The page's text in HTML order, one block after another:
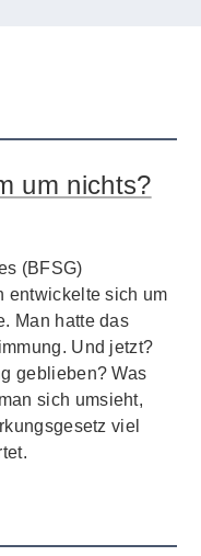
um nichts?
(BFSG)
entwickelte sich um
Man hatte das
Und jetzt?
geblieben? Was
sich umsieht,
viel